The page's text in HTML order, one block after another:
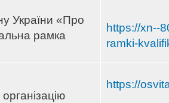
України «Про
рамка
https://xn--
ramki-
https://